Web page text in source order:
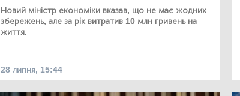
Новий міністр економіки вказав, що не має жодних
збережень, але за рік витратив 10 млн гривень на
життя.
28 липня, 15:44